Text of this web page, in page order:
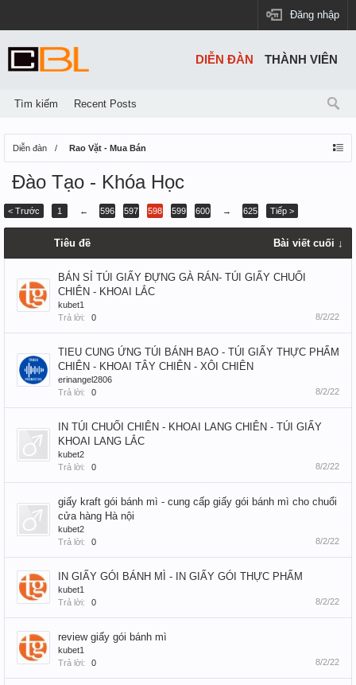
Đăng nhập
Diễn đàn Rao Vặt - Mua Bán
Đào Tạo - Khóa Học
< Trước 1 ← 596 597 598 599 600 → 625 Tiếp >
Tiêu đề Bài viết cuối ↓
BÁN SỈ TÚI GIẤY ĐỰNG GÀ RÁN- TÚI GIẤY CHUỐI
CHIÊN - KHOAI LẮC
kubet1
Trả lời:
0 8/2/22
TIEU CUNG ỨNG TÚI BÁNH BAO - TÚI GIẤY THỰC PHẨM
CHIÊN - KHOAI TÂY CHIÊN - XÔI CHIÊN
erinangel2806
Trả lời:
0 8/2/22
IN TÚI CHUỐI CHIÊN - KHOAI LANG CHIÊN - TÚI GIẤY
KHOAI LANG LẮC
kubet2
Trả lời:
0 8/2/22
giấy kraft gói bánh mì - cung cấp giấy gói bánh mì cho chuổi
cửa hàng Hà nội
kubet2
Trả lời:
0 8/2/22
IN GIẤY GÓI BÁNH MÌ - IN GIẤY GÓI THỰC PHẨM
kubet1
Trả lời:
0 8/2/22
review giấy gói bánh mì
kubet1
Trả lời:
0 8/2/22
DIỄN ĐÀN
Tìm kiếm Recent Posts
THÀNH VIÊN